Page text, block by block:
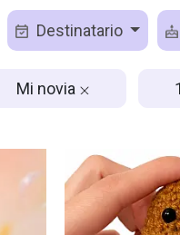
Destinatario
Mi novia